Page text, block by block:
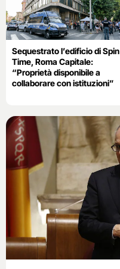
Sequestrato l’edificio di Spin
Time, Roma Capitale:
“Proprietà disponibile a
collaborare con istituzioni”